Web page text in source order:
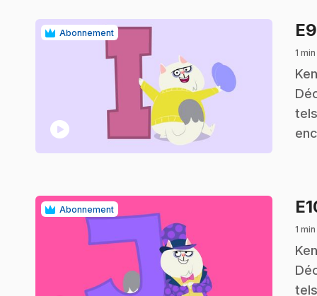
Abonnement
play_circle
E9
1
.
Abonnement
1
.